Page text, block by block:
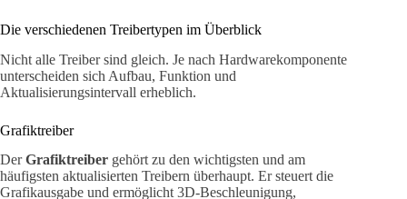
Die verschiedenen Treibertypen im Überblick
Nicht alle Treiber sind gleich. Je nach Hardwarekomponente
unterscheiden sich Aufbau, Funktion und
Aktualisierungsintervall erheblich.
Grafiktreiber
DerGrafiktreiber gehört zu den wichtigsten und am
häufigsten aktualisierten Treibern überhaupt. Er steuert die
Grafikausgabe und ermöglicht 3D-Beschleunigung,